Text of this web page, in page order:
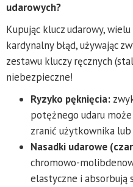
udarowych?
Kupując klucz udarowy,
kardynalny błąd, używając
zestawu kluczy ręcznych
niebezpieczne!
Ryzyko pęknięcia:
potężnego udaru
zranić użytkownika
Nasadki udarowe
chromowo-
elastyczne i absorbują